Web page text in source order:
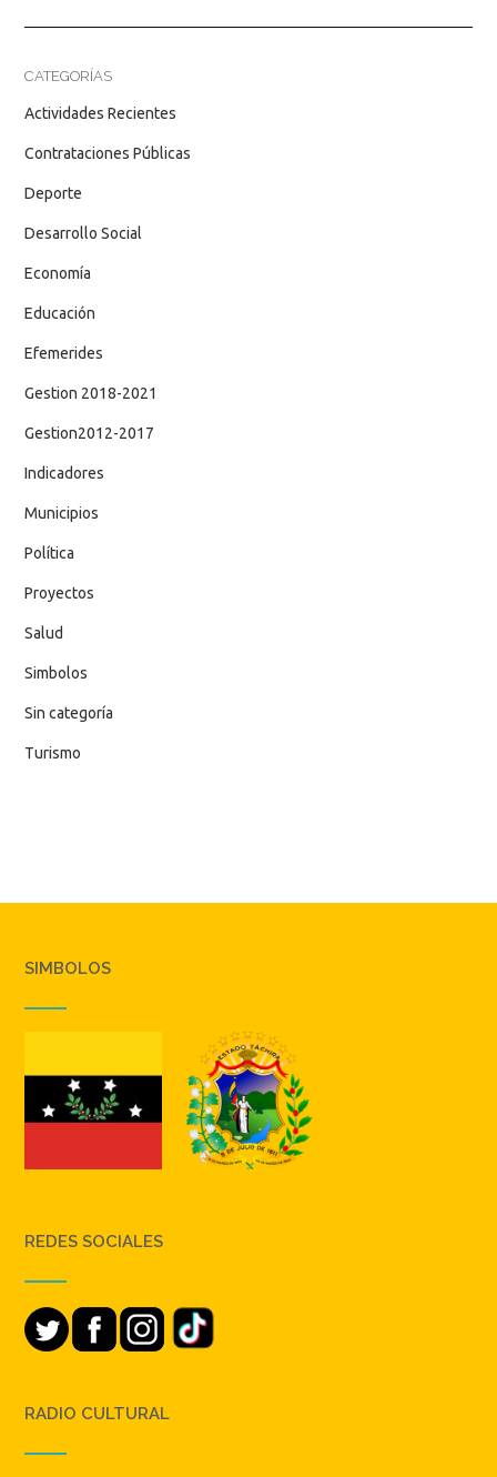
CATEGORÍAS
Actividades Recientes
Contrataciones Públicas
Deporte
Desarrollo Social
Economía
Educación
Efemerides
Gestion 2018-2021
Gestion2012-2017
Indicadores
Municipios
Política
Proyectos
Salud
Simbolos
Sin categoría
Turismo
SIMBOLOS
REDES SOCIALES
RADIO CULTURAL